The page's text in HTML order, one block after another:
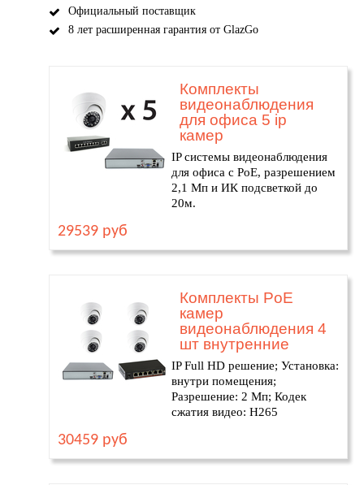
Официальный поставщик
8 лет расширенная гарантия от GlazGo
Комплекты
видеонаблюдения
для офиса 5 ip
камер
IP системы видеонаблюдения
для офиса с PoE, разрешением
2,1 Мп и ИК подсветкой до
20м.
29539 руб
Комплекты PoE
камер
видеонаблюдения 4
шт внутренние
IP Full HD решение; Установка:
внутри помещения;
Разрешение: 2 Мп; Кодек
сжатия видео: H265
30459 руб